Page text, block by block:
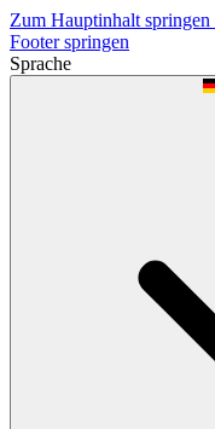
Zum Hauptinhalt springen
Footer springen
Sprache